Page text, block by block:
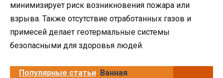
минимизирует риск возникновения пожара или
взрыва. Также отсутствие отработанных газов и
примесей делает геотермальные системы
безопасными для здоровья людей.
Популярные статьи Ванная